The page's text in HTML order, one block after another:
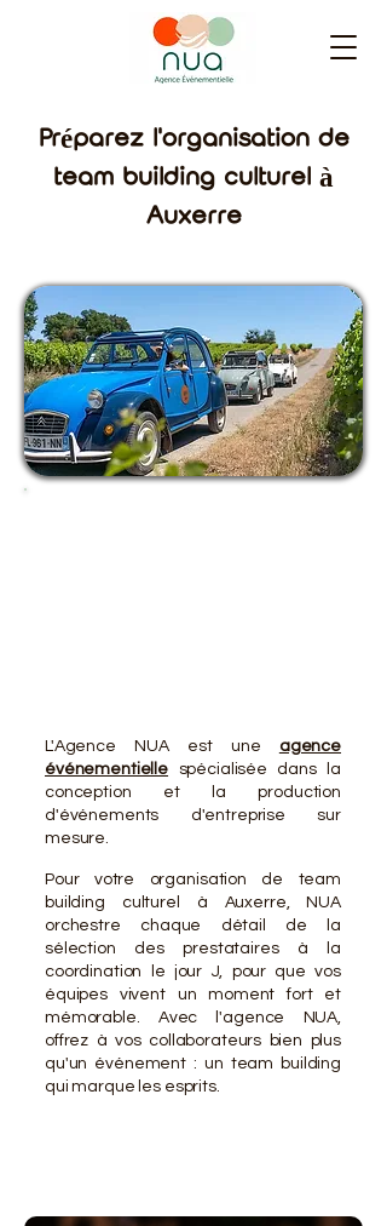
Préparez l'organisation de
team building culturel à
Auxerre
L'Agence NUA est une agence
événementielle
spécialisée dans la
conception et la production
d'événements d'entreprise sur
mesure.
Pour votre organisation de team
building culturel à Auxerre, NUA
orchestre chaque détail de la
sélection des prestataires à la
coordination le jour J, pour que vos
équipes vivent un moment fort et
mémorable. Avec l'agence NUA,
offrez à vos collaborateurs bien plus
qu'un événement : un team building
qui marque les esprits.